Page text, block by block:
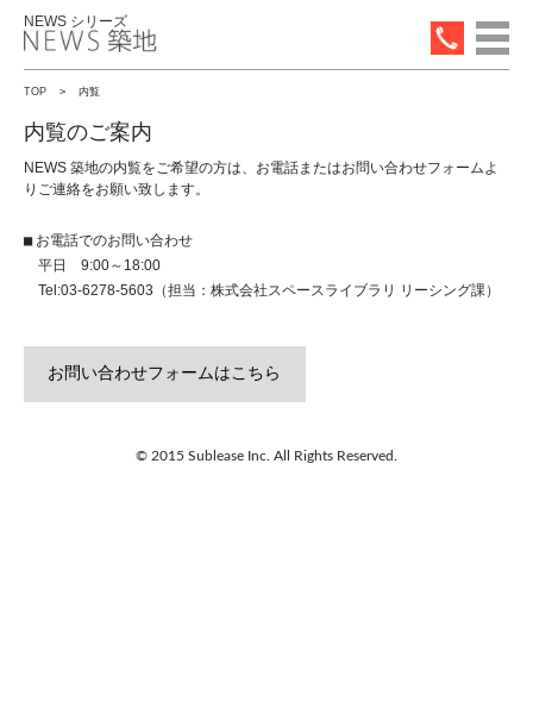
NEWS シリーズ
TOP 内覧
内覧のご案内
NEWS 築地の内覧をご希望の方は、お電話またはお問い合わせフォームよ
りご連絡をお願い致します。
お電話でのお問い合わせ
平日 9:00～18:00
Tel:03-6278-5603（担当：株式会社スペースライブラリ リーシング課）
お問い合わせフォームはこちら
© 2015 Sublease Inc. All Rights Reserved.